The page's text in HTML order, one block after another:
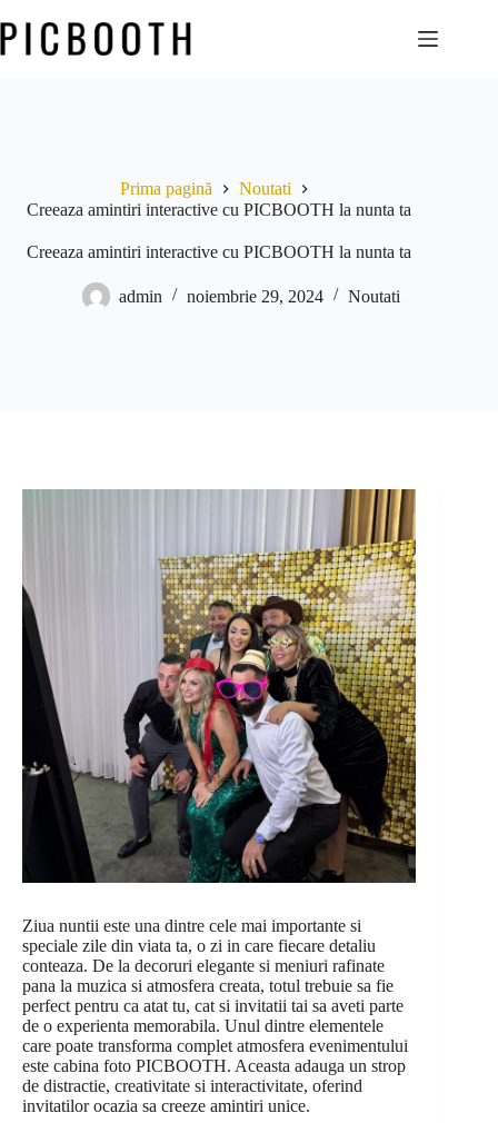
Prima pagină
Noutati
Creeaza amintiri interactive cu PICBOOTH la nunta ta
Creeaza amintiri interactive cu PICBOOTH la nunta ta
admin noiembrie 29, 2024 Noutati
Ziua nuntii este una dintre cele mai importante si
speciale zile din viata ta, o zi in care fiecare detaliu
conteaza. De la decoruri elegante si meniuri rafinate
pana la muzica si atmosfera creata, totul trebuie sa fie
perfect pentru ca atat tu, cat si invitatii tai sa aveti parte
de o experienta memorabila. Unul dintre elementele
care poate transforma complet atmosfera evenimentului
este cabina foto PICBOOTH. Aceasta adauga un strop
de distractie, creativitate si interactivitate, oferind
invitatilor ocazia sa creeze amintiri unice.